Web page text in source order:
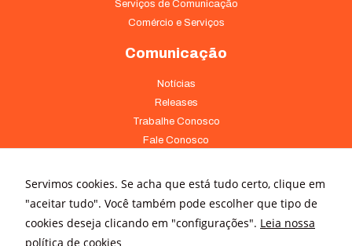
Serviços de Comunicação
Comércio e Serviços
Comunicação
Notícias
Releases
Trabalhe Conosco
Fale Conosco
Av. Pontes Vieira, 1838 - Dionísio Torres Fortaleza - CE 60135-238
Servimos cookies. Se acha que está tudo certo, clique em
"aceitar tudo". Você também pode escolher que tipo de
cookies deseja clicando em "configurações". Leia nossa
política de cookies